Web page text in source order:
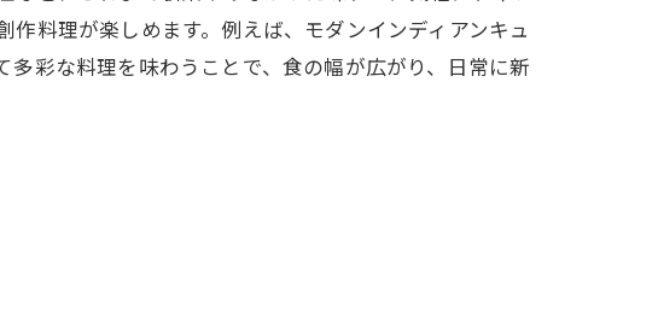
の魅力
み
料理が楽しめます。例えば、モダンインディアンキュ
彩な料理を味わうことで、食の幅が広がり、日常に新